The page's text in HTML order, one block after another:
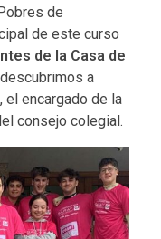
de
de este curso
de la Casa de
a
, el encargado de la
consejo colegial.